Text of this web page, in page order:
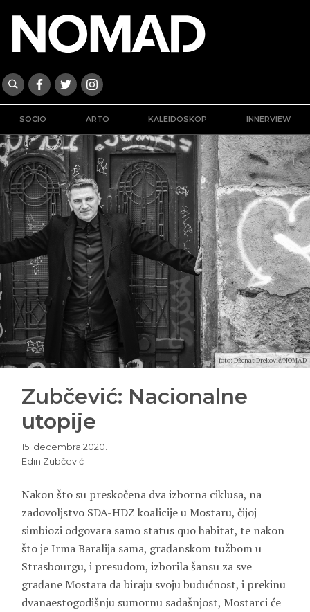
SOCIO ARTO KALEIDOSKOP INNERVIEW
foto: Dženat Dreković/NOMAD
Zubčević: Nacionalne
utopije
15. decembra 2020.
Edin Zubčević
Nakon što su preskočena dva izborna ciklusa, na
zadovoljstvo SDA-HDZ koalicije u Mostaru, čijoj
simbiozi odgovara samo status quo habitat, te nakon
što je Irma Baralija sama, građanskom tužbom u
Strasbourgu, i presudom, izborila šansu za sve
građane Mostara da biraju svoju budućnost, i prekinu
dvanaestogodišnju sumornu sadašnjost, Mostarci će